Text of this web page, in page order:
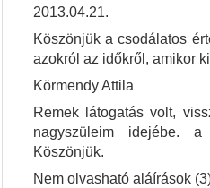
2013.04.21.
Köszönjük a csodálatos
azokról az időkről, amikor
Körmendy Attila
Remek látogatás volt,
nagyszüleim idejébe.
Köszönjük.
Nem olvasható aláírások